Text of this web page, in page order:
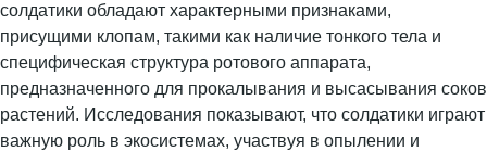
солдатики обладают характерными признаками,
присущими клопам, такими как наличие тонкого тела и
специфическая структура ротового аппарата,
предназначенного для прокалывания и высасывания соков
растений. Исследования показывают, что солдатики играют
важную роль в экосистемах, участвуя в опылении и